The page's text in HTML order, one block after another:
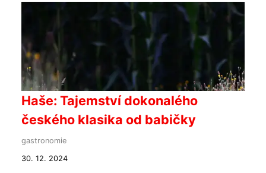
Haše: Tajemství dokonalého
českého klasika od babičky
gastronomie
30. 12. 2024